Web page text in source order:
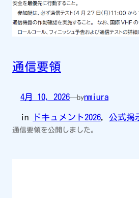
通信要領
4月 10, 2026—bynmiura
in ドキュメント2026, 公式掲
通信要領を公開しました。